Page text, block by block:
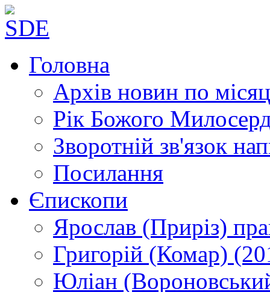
Головна
Архів новин по
Рік Божого
Зворотній зв'язок
Посилання
Єпископи
Ярослав (Приріз)
Григорій (Комар)
Юліан